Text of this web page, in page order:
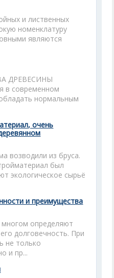
и лиственных
номенклатуру
являются
ДРЕВЕСИНЫ
в современном
нормальным
очень
возводили из бруса.
был
экологическое сырьё
и преимущества
определяют
долговечность. При
не только
и пр...